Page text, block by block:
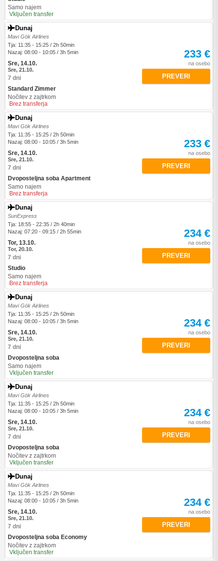
Samo najem
Vključen transfer
Dunaj
Mavi Gök Airlines
Tja: 11:35 - 15:25 / 2h 50min
Nazaj: 08:00 - 10:05 / 3h 5min
Sre, 14.10.
Sre, 21.10.
7 dni
Standard Zimmer
Nočitev z zajtrkom
Brez transferja
233 €
na osebo
PREVERI
Dunaj
Mavi Gök Airlines
Tja: 11:35 - 15:25 / 2h 50min
Nazaj: 08:00 - 10:05 / 3h 5min
Sre, 14.10.
Sre, 21.10.
7 dni
Dvoposteljna soba Apartment
Samo najem
Brez transferja
233 €
na osebo
PREVERI
Dunaj
SunExpress
Tja: 18:55 - 22:35 / 2h 40min
Nazaj: 07:20 - 09:15 / 2h 55min
Tor, 13.10.
Tor, 20.10.
7 dni
Studio
Samo najem
Brez transferja
234 €
na osebo
PREVERI
Dunaj
Mavi Gök Airlines
Tja: 11:35 - 15:25 / 2h 50min
Nazaj: 08:00 - 10:05 / 3h 5min
Sre, 14.10.
Sre, 21.10.
7 dni
Dvoposteljna soba
Samo najem
Vključen transfer
234 €
na osebo
PREVERI
Dunaj
Mavi Gök Airlines
Tja: 11:35 - 15:25 / 2h 50min
Nazaj: 08:00 - 10:05 / 3h 5min
Sre, 14.10.
Sre, 21.10.
7 dni
Dvoposteljna soba
Nočitev z zajtrkom
Vključen transfer
234 €
na osebo
PREVERI
Dunaj
Mavi Gök Airlines
Tja: 11:35 - 15:25 / 2h 50min
Nazaj: 08:00 - 10:05 / 3h 5min
Sre, 14.10.
Sre, 21.10.
7 dni
Dvoposteljna soba Economy
Nočitev z zajtrkom
Vključen transfer
234 €
na osebo
PREVERI